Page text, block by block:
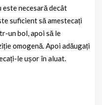
necesară decât
suficient să amestecați
un bol, apoi să le
omogenă. Apoi adăugați
le ușor în aluat.